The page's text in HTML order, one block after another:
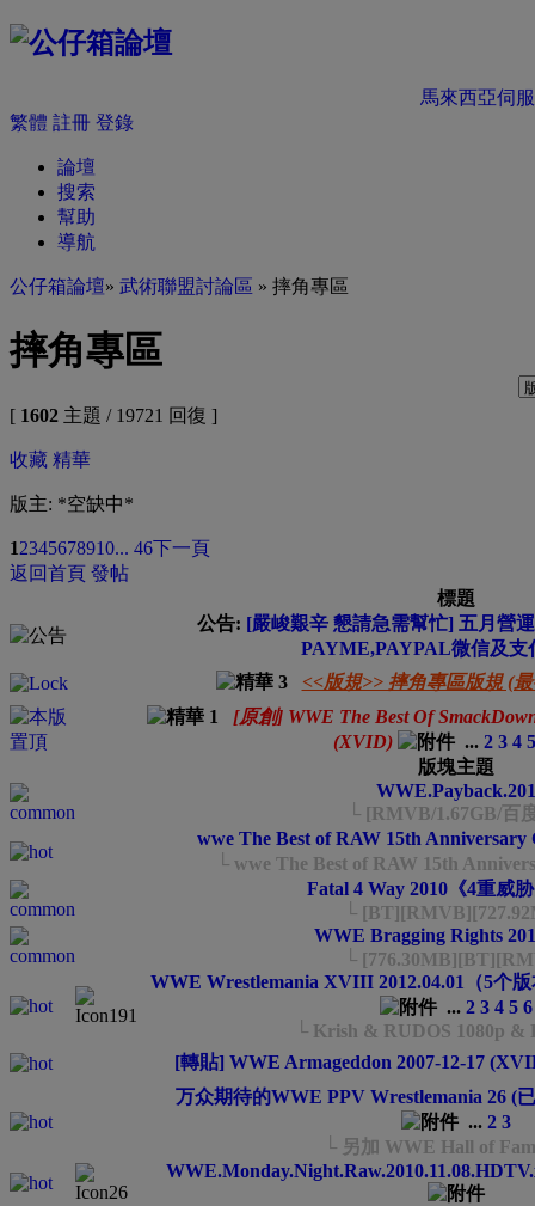
馬來西亞伺
繁體 註冊 登錄
論壇
搜索
幫助
導航
公仔箱論壇» 武術聯盟討論區 » 摔角專區
摔角專區
[ 1602 主題 / 19721 回復 ]
收藏 精華
版主: *空缺中*
12345678910... 46下一頁
返回首頁 發帖
標題
公告: [嚴峻艱辛 懇請急需幫忙] 五月營
PAYME,PAYPAL微信及支
<<版規>> 摔角專區版規 (最
[原創] WWE The Best Of
(XVID)
... 2 3 4 5
版塊主題
└ [RMVB/1.67GB/百
wwe The Best of RAW 15th
└ wwe The Best of RAW 15th
Fatal 4 Way 2010《4重威
└
WWE Bragging Rights
└
WWE Wrestlemania XVIII 2012.04.01（5个
... 2 3 4 5 6
└ Krish & RUDOS 1080p &
[轉貼] WWE Armageddon 2007-12-17
万众期待的WWE PPV Wrestlemania 26 (
... 2 3
└ 另加 WWE Hall of